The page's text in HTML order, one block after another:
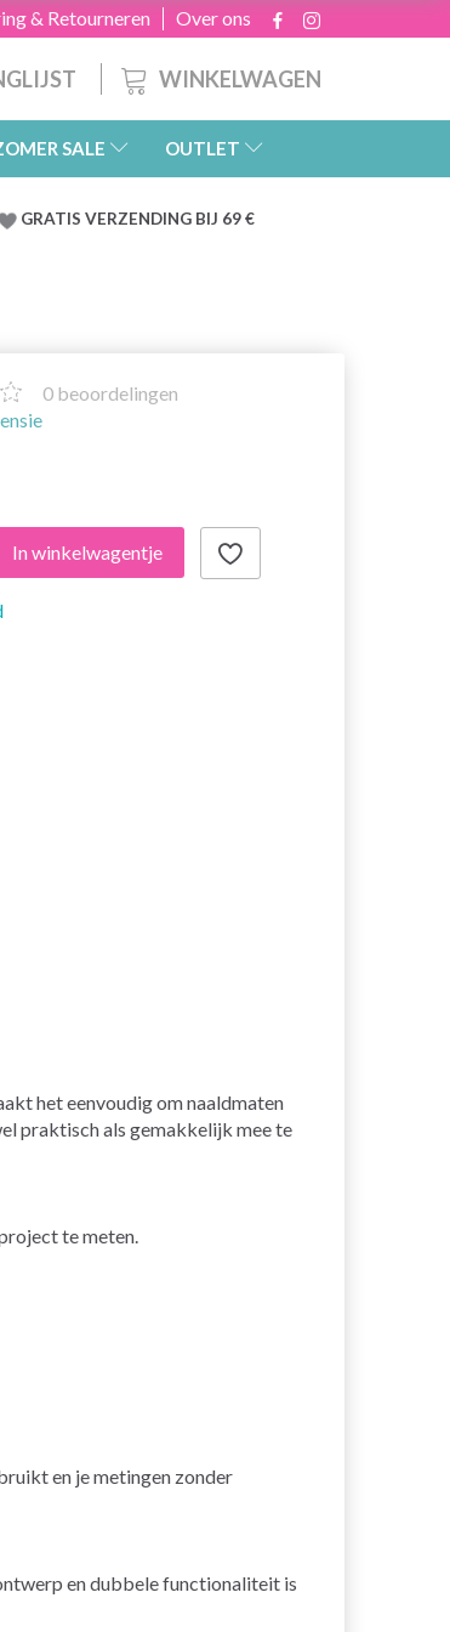
Over ons
& Retourneren
WINKELWAGEN
SALE OUTLET
GRATIS VERZENDING BIJ 69 €
0 beoordelingen
In winkelwagentje
het eenvoudig om naaldmaten
praktisch als gemakkelijk mee te
te meten.
en je metingen zonder
en dubbele functionaliteit is